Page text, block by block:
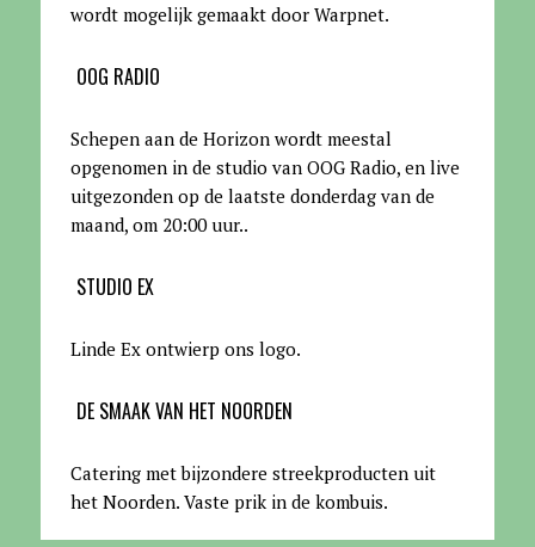
wordt mogelijk gemaakt door Warpnet.
OOG RADIO
Schepen aan de Horizon wordt meestal
opgenomen in de studio van OOG Radio, en live
uitgezonden op de laatste donderdag van de
maand, om 20:00 uur..
STUDIO EX
Linde Ex ontwierp ons logo.
DE SMAAK VAN HET NOORDEN
Catering met bijzondere streekproducten uit
het Noorden. Vaste prik in de kombuis.